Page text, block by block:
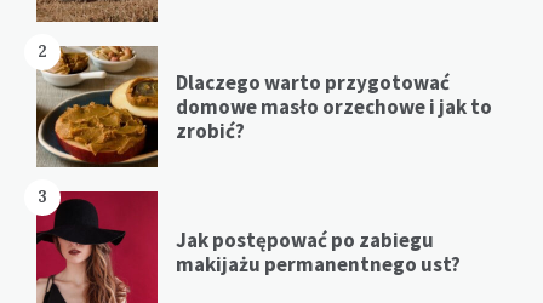
2
Dlaczego warto przygotować
domowe masło orzechowe i jak to
zrobić?
3
Jak postępować po zabiegu
makijażu permanentnego ust?